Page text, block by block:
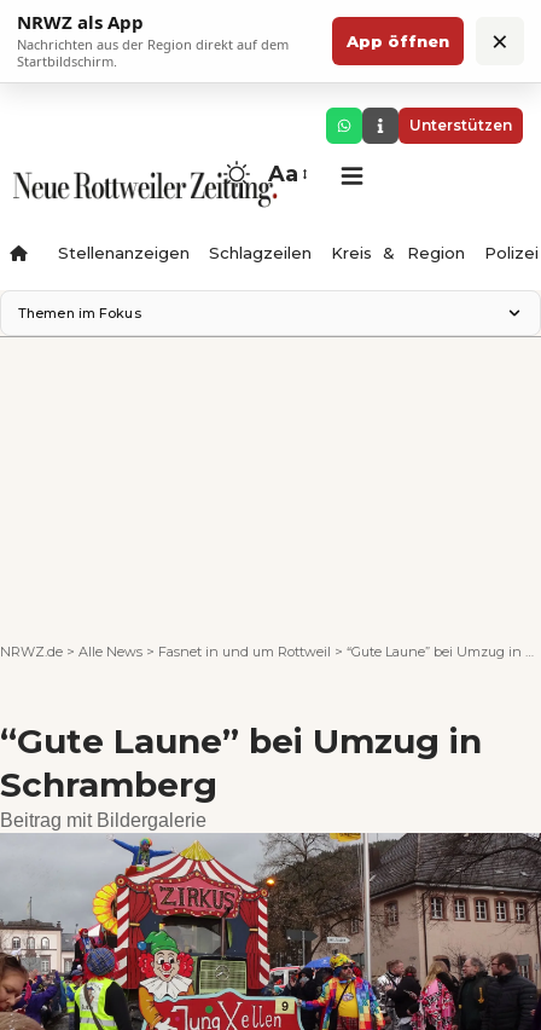
NRWZ als App
Nachrichten aus der Region direkt auf dem
Startbildschirm.
App öffnen ×
Unterstützen
Aa
Stellenanzeigen Schlagzeilen Kreis & Region Polizei
Themen im Fokus
NRWZ.de > Alle News > Fasnet in und um Rottweil > “Gute Laune” bei Umzug in Schramberg
“Gute Laune” bei Umzug in
Schramberg
Beitrag mit Bildergalerie